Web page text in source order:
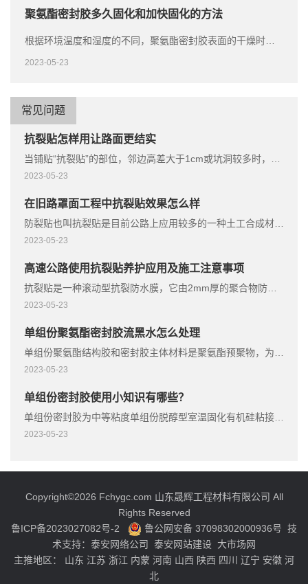
​聚氨酯密封胶多久固化和加快固化的方法
根据环境温度和湿度的不同，聚氨酯密封胶表面的干燥时间一般在20分钟到120分钟之间。
2023-05-23
常见问题
抗裂贴怎样用让路面更结实
当铺贴“抗裂贴”的部位，邻边高差大于1cm或坑洞较多时，需将该部位找平后再铺贴，防止铺贴在凹陷处的“抗裂贴”的遭到重力后损坏。
2023-05-23
在旧路罩面工程中抗裂贴效果怎么样
防裂贴也叫抗裂贴是目前公路上应用较多的一种土工合成材料。
2023-05-23
高速公路使用抗裂贴养护应用及施工注意事项
抗裂贴是一种滚动型抗裂防水膜，它由2mm厚的聚合物防水膜制成，并涂有0.3mm厚的抗皱和抗重型聚丙烯材料。
2023-05-23
单组份聚氨酯密封胶流黑水怎么处理
单组份聚氨酯结构胶和密封胶主体材料是聚氨酯预聚物，为化学高分子新材料。
2023-05-23
单组份密封胶使用小知识有哪些？
单组份密封胶为中等粘度单组份脱醇型室温固化有机硅粘接密封胶，粘接性好。
2023-05-23
Copyright©2026 Fchygc.com 山东晟辉工程材料有限公司 All
Rights Reserved
鲁ICP备2023027082号-2
鲁公网安备 37098302000936号 技
术支持： 泰安网络公司 泰安网站建设 大市场网
主推地区： 山东 江苏 浙江 内蒙 河南 山西 陕西 四川 辽宁 安徽 河
北